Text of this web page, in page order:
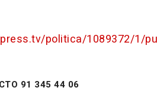
politica/1089372/1/
91 345 44 06